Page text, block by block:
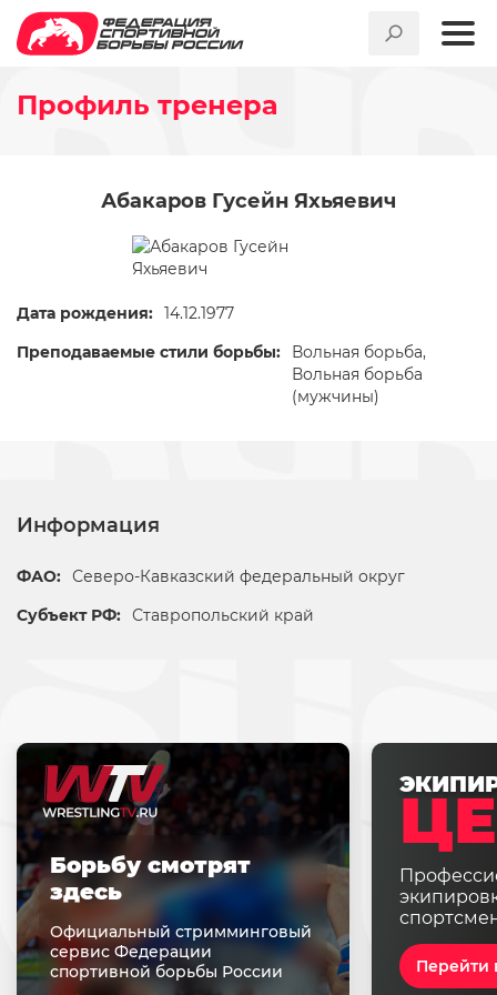
Профиль тренера
Абакаров Гусейн Яхьяевич
Дата рождения: 14.12.1977
Преподаваемые стили борьбы:
Вольная борьба,
Вольная борьба
(мужчины)
Информация
ФАО: Северо-Кавказский федеральный округ
Субъект РФ: Ставропольский край
Перейти
Борьбу смотрят
здесь
Официальный стримминговый
сервис Федерации
спортивной борьбы России